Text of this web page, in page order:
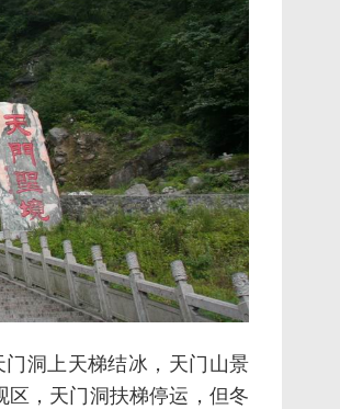
洞上天梯结冰，天门山景
区，天门洞扶梯停运，但冬